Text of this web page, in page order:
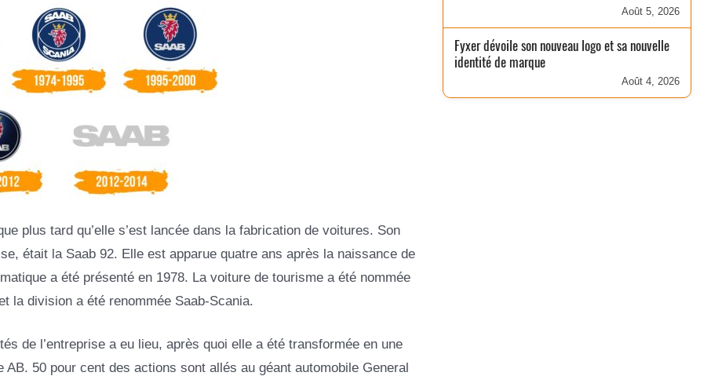
plus tard qu’elle s’est lancée dans la fabrication de voitures. Son
était la Saab 92. Elle est apparue quatre ans après la naissance de
a été présenté en 1978. La voiture de tourisme a été nommée
la division a été renommée Saab-Scania.
de l’entreprise a eu lieu, après quoi elle a été transformée en une
50 pour cent des actions sont allés au géant automobile General
Août 5, 2026
Fyxer dévoile son nouveau logo et sa nouvelle
identité de marque
Août 4, 2026